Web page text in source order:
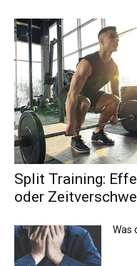
Split Training:
oder
Was